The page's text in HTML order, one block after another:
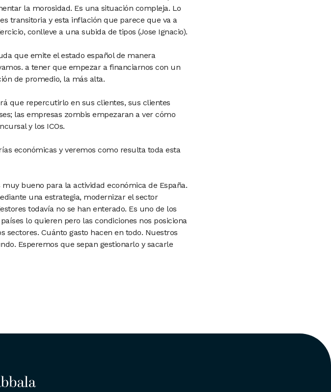
la morosidad. Es una situación compleja. Lo
transitoria y esta inflación que parece que va a
conlleve a una subida de tipos (Jose Ignacio).
que emite el estado español de manera
a tener que empezar a financiarnos con un
de promedio, la más alta.
que repercutirlo en sus clientes, sus clientes
las empresas zombis empezaran a ver cómo
y los ICOs.
económicas y veremos como resulta toda esta
bueno para la actividad económica de España.
una estrategia, modernizar el sector
todavía no se han enterado. Es uno de los
lo quieren pero las condiciones nos posiciona
sectores. Cuánto gasto hacen en todo. Nuestros
Esperemos que sepan gestionarlo y sacarle